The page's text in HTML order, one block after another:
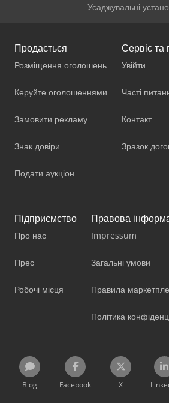
Усаджувальні
Продається
Розміщення оголошень
Керуйте оголошеннями
Замовити рекламу
Знак довіри
Подати аукціон
Сервіс та
Увійти
Часті
Контакт
Зразок
Підприємство
Про нас
Прес
Робочі місця
Правова
Impressum
Загальні умови
Правила
Політика
Blog Facebook X